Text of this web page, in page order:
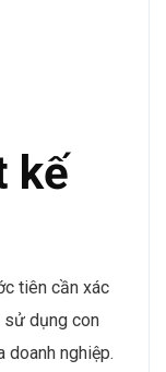
kế
tiên cần xác
sử dụng con
doanh nghiệp.